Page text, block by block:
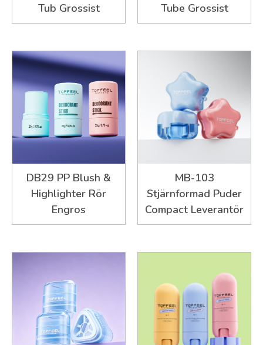
Tub Grossist
Tube Grossist
DB29 PP Blush &
Highlighter Rör
Engros
MB-103
Stjärnformad Puder
Compact Leverantör